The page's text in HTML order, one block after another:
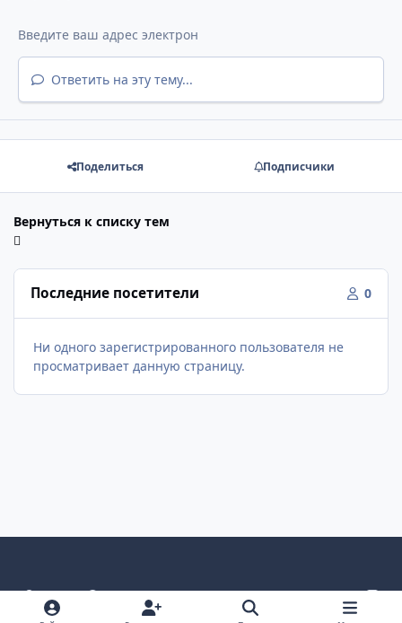
Ответить на эту тему...
Поделиться Подписчики
Вернуться к списку тем
Последние посетители 0
Ни одного зарегистрированного пользователя не
просматривает данную страницу.
Светлый режим
Темный режим
Как в системе
v
k